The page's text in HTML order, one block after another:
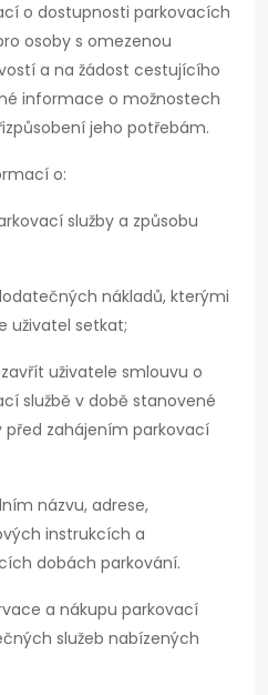
o dostupnosti parkovacích
osoby s omezenou
a na žádost cestujícího
informace o možnostech
jeho potřebám.
o:
služby a způsobu
nákladů, kterými
uživatel setkat;
uživatele smlouvu o
službě v době stanovené
před zahájením parkovací
názvu, adrese,
instrukcích a
dobách parkování.
a nákupu parkovací
služeb nabízených